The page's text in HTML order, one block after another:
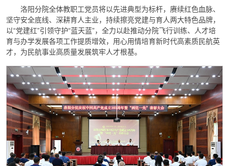
洛阳分院全体教职工党员将以先进典型为标杆，赓续红色血脉、
坚守安全底线、深耕育人主业，持续擦亮党建与育人两大特色品牌，
以“党建红”引领守护“蓝天蓝”，全力以赴推动分院飞行训练、人才培
育与办学发展各项工作提质增效，用心用情培育新时代高素质民航英
才，为民航事业高质量发展筑牢人才根基。